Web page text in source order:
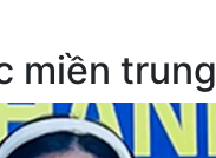
miền trung